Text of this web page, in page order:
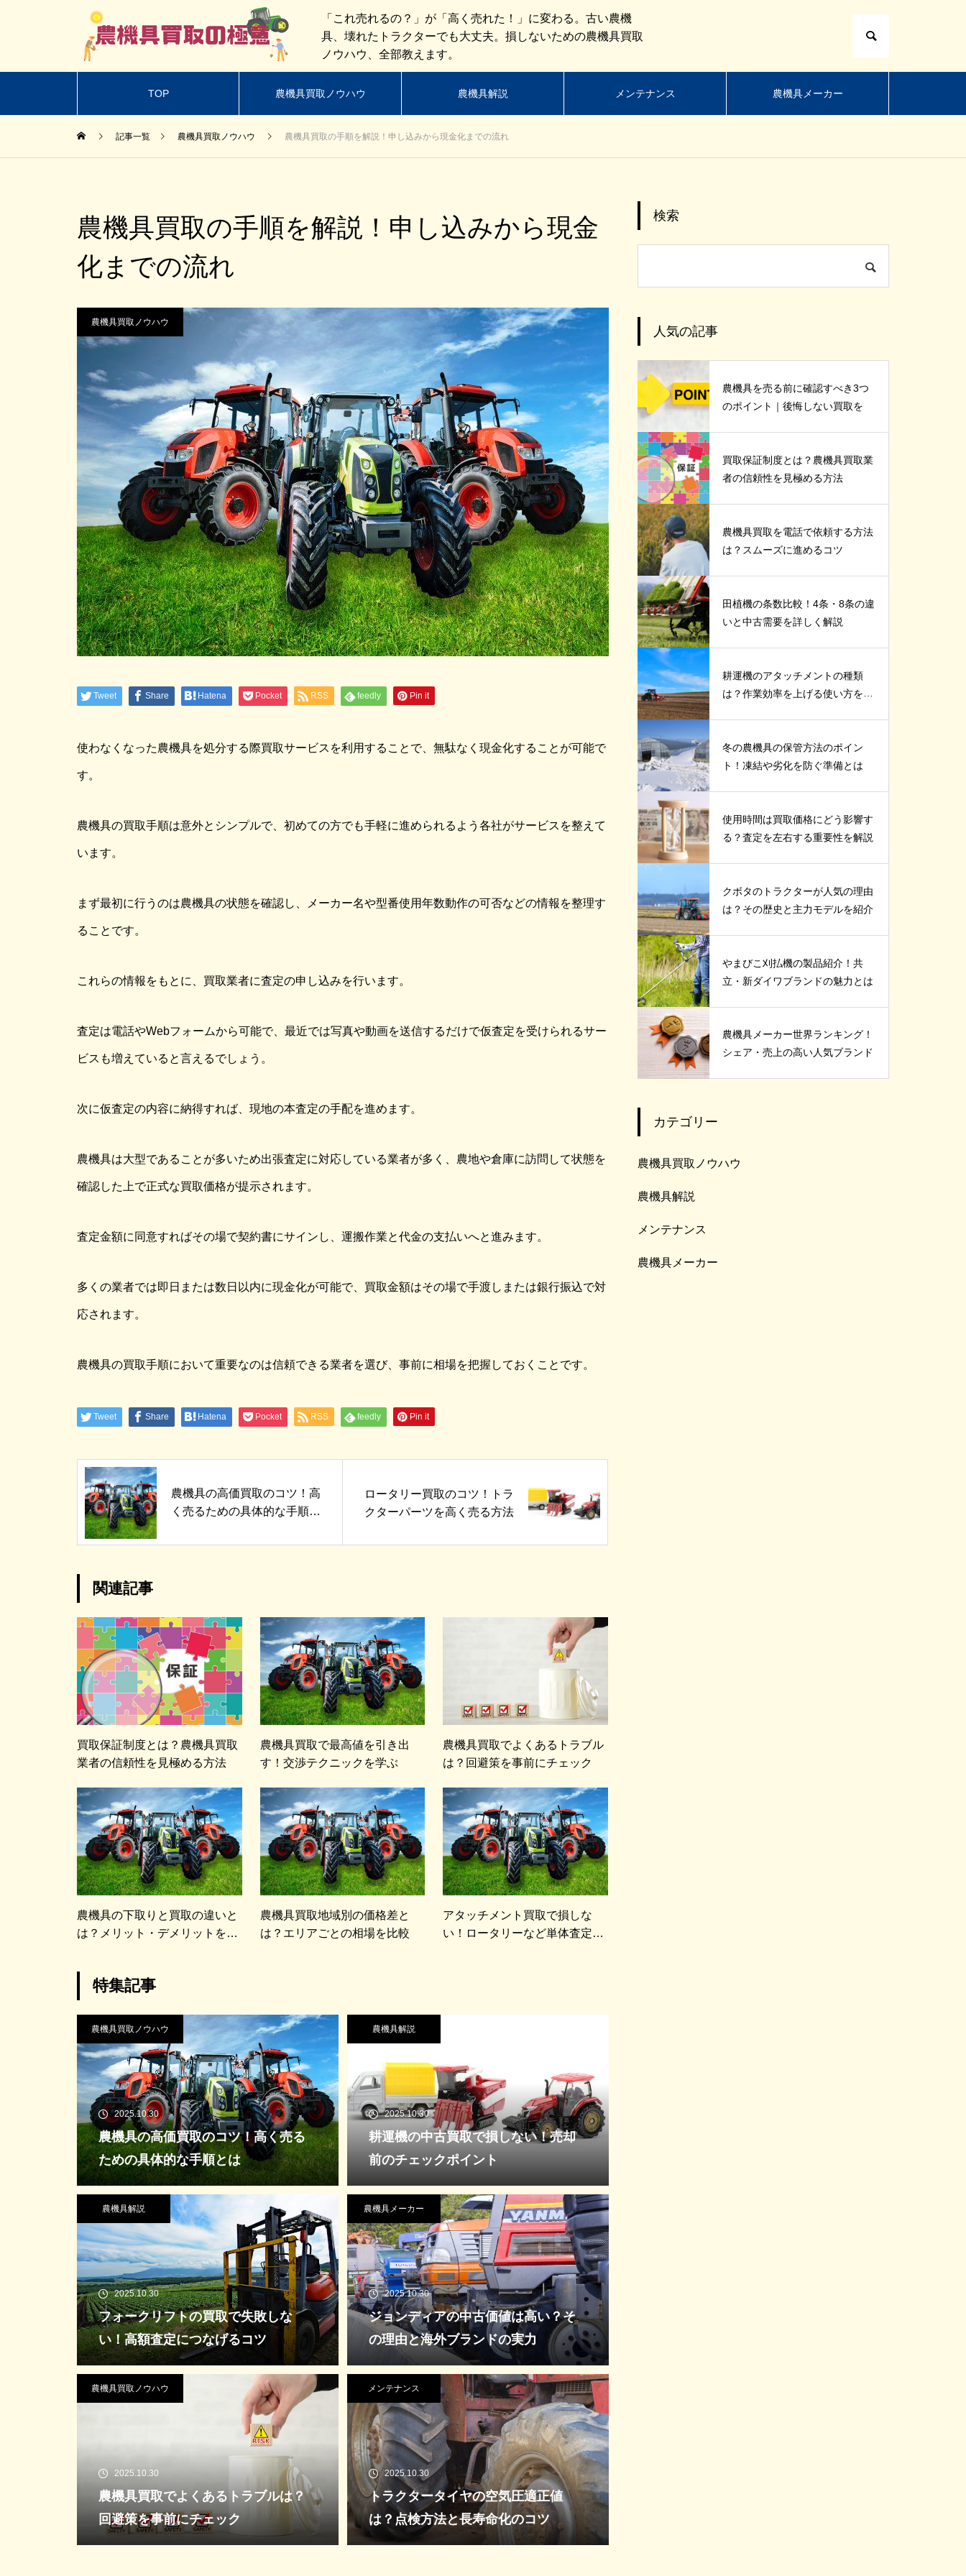
「これ売れるの？」が「高く売れた！」に変わる。古い農機
具、壊れたトラクターでも大丈夫。損しないための農機具買取
ノウハウ、全部教えます。
TOP 農機具買取ノウハウ 農機具解説 メンテナンス 農機具メーカー
記事一覧 農機具買取ノウハウ 農機具買取の手順を解説！申し込みから現金化までの流れ
農機具買取の手順を解説！申し込みから現金
化までの流れ
農機具買取ノウハウ
Tweet Share Hatena Pocket RSS feedly Pin it
使わなくなった農機具を処分する際買取サービスを利用することで、無駄なく現金化することが可能で
す。
農機具の買取手順は意外とシンプルで、初めての方でも手軽に進められるよう各社がサービスを整えて
います。
まず最初に行うのは農機具の状態を確認し、メーカー名や型番使用年数動作の可否などの情報を整理す
ることです。
これらの情報をもとに、買取業者に査定の申し込みを行います。
査定は電話やWebフォームから可能で、最近では写真や動画を送信するだけで仮査定を受けられるサー
ビスも増えていると言えるでしょう。
次に仮査定の内容に納得すれば、現地の本査定の手配を進めます。
農機具は大型であることが多いため出張査定に対応している業者が多く、農地や倉庫に訪問して状態を
確認した上で正式な買取価格が提示されます。
査定金額に同意すればその場で契約書にサインし、運搬作業と代金の支払いへと進みます。
多くの業者では即日または数日以内に現金化が可能で、買取金額はその場で手渡しまたは銀行振込で対
応されます。
農機具の買取手順において重要なのは信頼できる業者を選び、事前に相場を把握しておくことです。
Tweet Share Hatena Pocket RSS feedly Pin it
農機具の高価買取のコツ！高
く売るための具体的な手順と
ロータリー買取のコツ！トラ
クターパーツを高く売る方法
関連記事
買取保証制度とは？農機具買取
業者の信頼性を見極める方法
農機具買取で最高値を引き出
す！交渉テクニックを学ぶ
農機具買取でよくあるトラブル
は？回避策を事前にチェック
農機具の下取りと買取の違いと
は？メリット・デメリットを比
農機具買取地域別の価格差と
は？エリアごとの相場を比較
アタッチメント買取で損しな
い！ロータリーなど単体査定の
特集記事
農機具買取ノウハウ
2025.10.30
農機具の高価買取のコツ！高く売る
ための具体的な手順とは
農機具解説
2025.10.30
耕運機の中古買取で損しない！売却
前のチェックポイント
農機具解説
2025.10.30
フォークリフトの買取で失敗しな
い！高額査定につなげるコツ
農機具メーカー
2025.10.30
ジョンディアの中古価値は高い？そ
の理由と海外ブランドの実力
農機具買取ノウハウ
2025.10.30
農機具買取でよくあるトラブルは？
回避策を事前にチェック
メンテナンス
2025.10.30
トラクタータイヤの空気圧適正値
は？点検方法と長寿命化のコツ
検索
人気の記事
農機具を売る前に確認すべき3つ
のポイント｜後悔しない買取を
買取保証制度とは？農機具買取業
者の信頼性を見極める方法
農機具買取を電話で依頼する方法
は？スムーズに進めるコツ
田植機の条数比較！4条・8条の違
いと中古需要を詳しく解説
耕運機のアタッチメントの種類
は？作業効率を上げる使い方を紹
冬の農機具の保管方法のポイン
ト！凍結や劣化を防ぐ準備とは
使用時間は買取価格にどう影響す
る？査定を左右する重要性を解説
クボタのトラクターが人気の理由
は？その歴史と主力モデルを紹介
やまびこ刈払機の製品紹介！共
立・新ダイワブランドの魅力とは
農機具メーカー世界ランキング！
シェア・売上の高い人気ブランド
カテゴリー
農機具買取ノウハウ
農機具解説
メンテナンス
農機具メーカー